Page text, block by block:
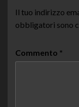
Il tuo indirizzo
obbligatori sono
Commento *